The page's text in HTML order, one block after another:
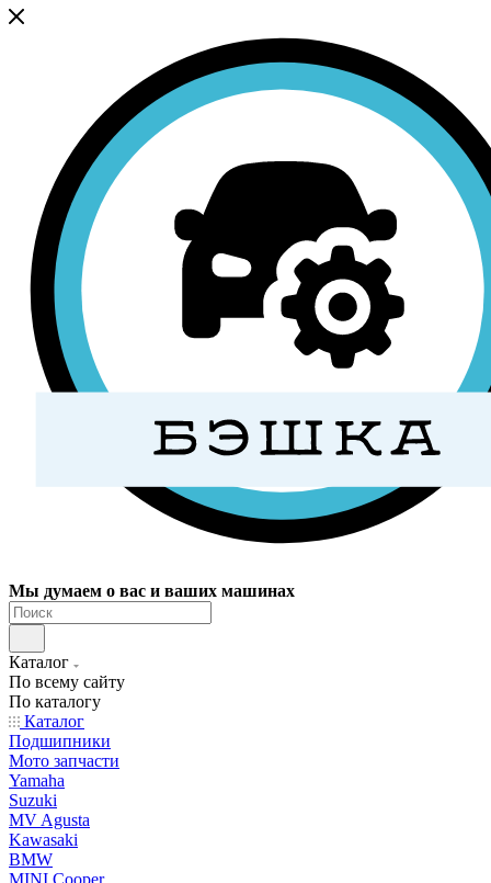
Мы думаем о вас и ваших машинах
Каталог
По всему сайту
По каталогу
Каталог
Подшипники
Мото запчасти
Yamaha
Suzuki
MV Agusta
Kawasaki
BMW
MINI Cooper